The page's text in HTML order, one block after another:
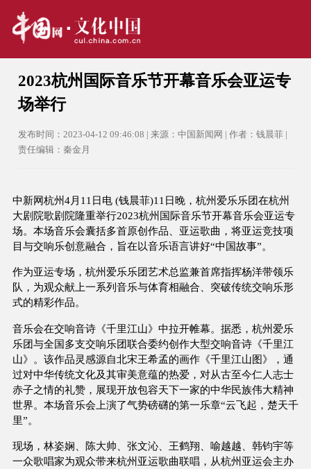
2023杭州国际音乐节开幕音乐会亚运专
场举行
发布时间：2023-04-12 09:46:08 | 来源：中国新闻网 | 作者：钱晨菲 |
责任编辑：秦金月
中新网杭州4月11日电 (钱晨菲)11日晚，杭州爱乐乐团在杭州
大剧院歌剧院隆重举行2023杭州国际音乐节开幕音乐会亚运专
场。本场音乐会囊括多首原创作品、亚运歌曲，将亚运竞技项
目与交响乐创意融合，旨在以音乐语言讲好“中国故事”。
作为亚运专场，杭州爱乐乐团艺术总监兼首席指挥杨洋带领乐
队，为观众献上一系列音乐与体育相融合、突破传统交响乐形
式的精彩作品。
音乐会在交响音诗《千里江山》中拉开帷幕。据悉，杭州爱乐
乐团与全国多支交响乐团联合委约创作大型交响音诗《千里江
山》。该作品灵感源自北宋王希孟的画作《千里江山图》，通
过对中华传统文化及其审美意蕴的热爱，对从古至今仁人志士
赤子之情的礼赞，展现开放包容天下一家的中华民族伟大精神
世界。本场音乐会上演了气势磅礴的第一乐章“云飞起，楚天千
里”。
现场，林姿娴、陈大帅、张文沁、王鹤翔、喻越越、韩钧宇等
一众歌唱家为观众带来杭州亚运歌曲联唱，从杭州亚运会主办